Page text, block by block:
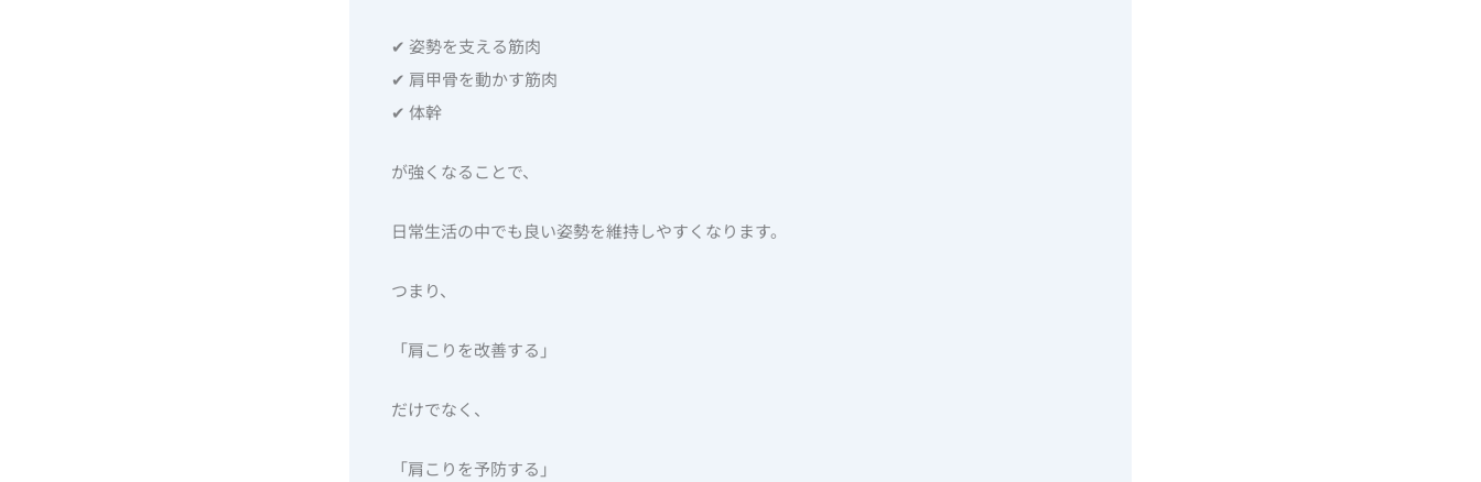
✔ 姿勢を支える筋肉
✔ 肩甲骨を動かす筋肉
✔ 体幹
が強くなることで、
日常生活の中でも良い姿勢を維持しやすくなります。
つまり、
「肩こりを改善する」
だけでなく、
「肩こりを予防する」